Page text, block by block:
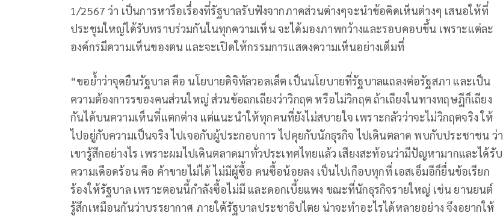
1/2567 ว่า เป็นการหารือเรื่องที่รัฐบาลรับฟังจากภาคส่วนต่างๆจะนำข้อคิดเห็นต่างๆ เสนอให้ที่
ประชุมใหญ่ได้รับทราบร่วมกันในทุกความเห็น จะได้มองภาพกว้างและรอบคอบขึ้น เพราะแต่ละ
องค์กรมีความเห็นของตน และจะเปิดให้กรรมการแสดงความเห็นอย่างเต็มที่
“ขอย้ำว่าจุดยืนรัฐบาล คือ นโยบายดิจิทัลวอลเล็ต เป็นนโยบายที่รัฐบาลแถลงต่อรัฐสภา และเป็น
ความต้องการรของคนส่วนใหญ่ ส่วนข้อถกเถียงว่าวิกฤต หรือไม่วิกฤต ถ้าเถียงในทางทฤษฎีก็เถียง
กันได้บนความเห็นที่แตกต่าง แต่แนะนำให้ทุกคนที่ยังไม่สบายใจ เพราะกลัวว่าจะไม่วิกฤตจริง ให้
ไปอยู่กับความเป็นจริง ไปเจอกับผู้ประกอบการ ไปคุยกับนักธุรกิจ ไปเดินตลาด พบกับประชาชน ว่า
เขารู้สึกอย่างไร เพราะผมไปเดินตลาดมาทั่วประเทศไทยแล้ว เสียงสะท้อนว่ามีปัญหามากและได้รับ
ความเดือดร้อน คือ ค้าขายไม่ได้ ไม่มีผู้ซื้อ คนซื้อน้อยลง เป็นไปเกือบทุกที่ เอสเอ็มอีก็ยื่นข้อเรียก
ร้องให้รัฐบาล เพราะตอนนี้กำลังซื้อไม่มี และดอกเบี้ยแพง ขณะที่นักธุรกิจรายใหญ่ เช่น ยานยนต์
รู้สึกเหมือนกันว่าบรรยากาศ ภายใต้รัฐบาลประชาธิปไตย น่าจะทำอะไรได้หลายอย่าง จึงอยากให้